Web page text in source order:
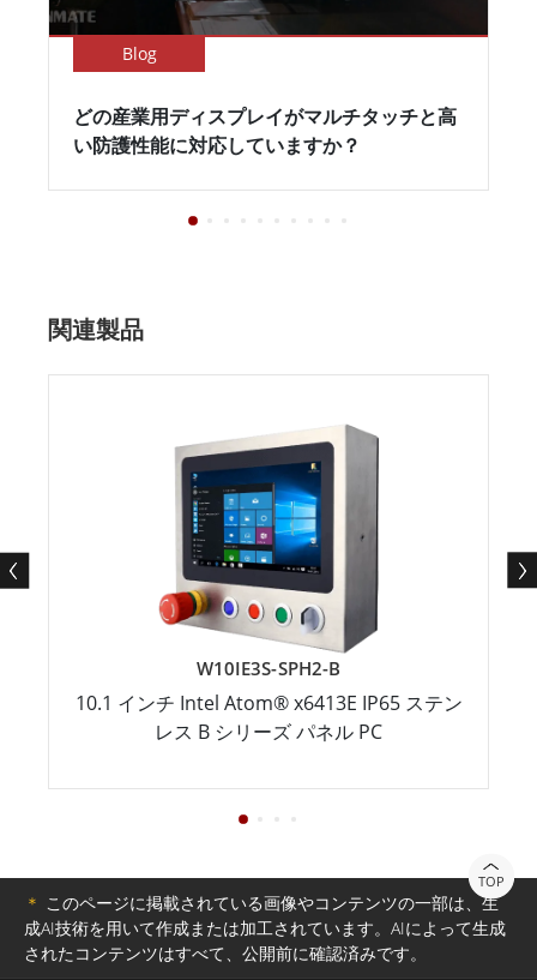
Blog
どの産業用ディスプレイがマルチタッチと高
い防護性能に対応していますか？
関連製品
W10IE3S-SPH2-B
10.1 インチ Intel Atom® x6413E IP65 ステン
レス B シリーズ パネル PC
TOP
＊ このページに掲載されている画像やコンテンツの一部は、生
成AI技術を用いて作成または加工されています。AIによって生成
されたコンテンツはすべて、公開前に確認済みです。